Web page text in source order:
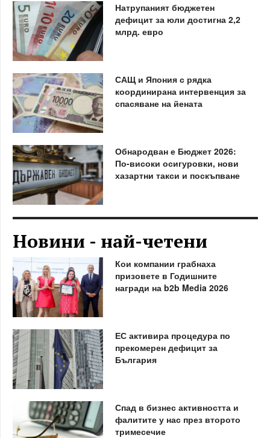
Натрупаният бюджетен
дефицит за юли достигна 2,2
млрд. евро
САЩ и Япония с рядка
координирана интервенция за
спасяване на йената
Обнародван е Бюджет 2026:
По-високи осигуровки, нови
хазартни такси и поскъпване
Новини - най-четени
Кои компании грабнаха
призовете в Годишните
награди на b2b Media 2026
ЕС активира процедура по
прекомерен дефицит за
България
Спад в бизнес активността и
фалитите у нас през второто
тримесечие